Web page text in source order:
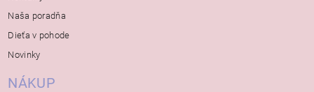
Naša poradňa
Dieťa v pohode
Novinky
NÁKUP